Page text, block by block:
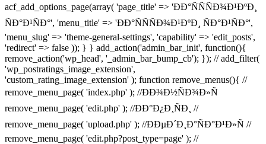
acf_add_options_page(array( 'page_title' => 'ÐÐ°ÑÑÑÐ¾Ð¹ÐºÐ¸
ÑÐ°Ð¹ÑÐ°', 'menu_title' => 'ÐÐ°ÑÑÑÐ¾Ð¹ÐºÐ¸ ÑÐ°Ð¹ÑÐ°',
'menu_slug' => 'theme-general-settings', 'capability' => 'edit_posts',
'redirect' => false )); } } add_action('admin_bar_init', function(){
remove_action('wp_head', '_admin_bar_bump_cb'); }); // add_filter(
'wp_postratings_image_extension',
'custom_rating_image_extension' ); function remove_menus(){ //
remove_menu_page( 'index.php' ); //ÐÐ¾Ð½ÑÐ¾Ð»Ñ
remove_menu_page( 'edit.php' ); //ÐÐ°Ð¿Ð¸ÑÐ¸ //
remove_menu_page( 'upload.php' ); //ÐÐµÐ´Ð¸Ð°ÑÐ°Ð¹Ð»Ñ //
remove_menu_page( 'edit.php?post_type=page' ); //